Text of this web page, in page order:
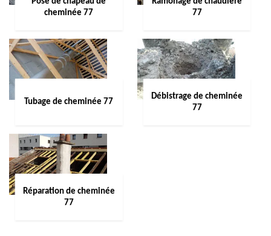
cheminée 77
77
Tubage de cheminée 77
Débistrage de cheminée
77
Réparation de cheminée
77